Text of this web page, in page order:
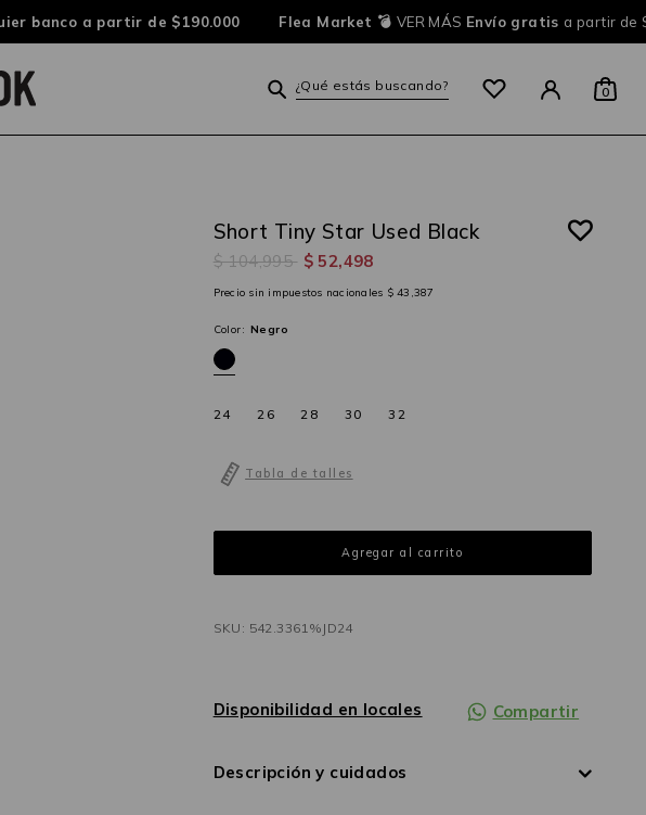
banco a partir de $190.000 Flea Market 💣VER MÁSEnvío gratisa partir de
¿Qué estás buscando? 0
Short Tiny Star Used Black
$ 104,995 $ 52,498
Precio sin impuestos nacionales $ 43,387
Color: Negro
24 26 28 30 32
Tabla de talles
SKU: 542.3361%JD24
Disponibilidad en locales Compartir
Descripción y cuidados